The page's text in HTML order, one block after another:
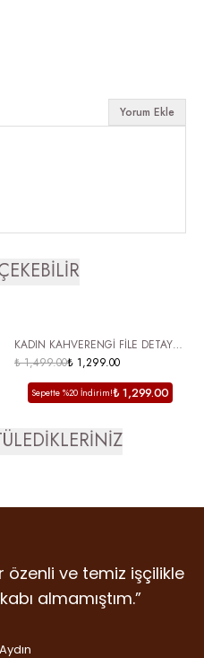
Yorum Ekle
ÜCRETSİZ KARGO
KADIN KAHVERENGİ FİLE DETAYLI
SİVRİ BURUN İNCE TOPUKLU
KADIN TERLİK GELON
₺ 1,499.00₺ 1,299.00
Sepette %20 İndirim!₺ 1,299.00
özenli ve temiz işçilikle
almamıştım.”
malzeme kalitesi ve
duymadan ikinci
hissettiren nadir
Shoes’ta kalite laf